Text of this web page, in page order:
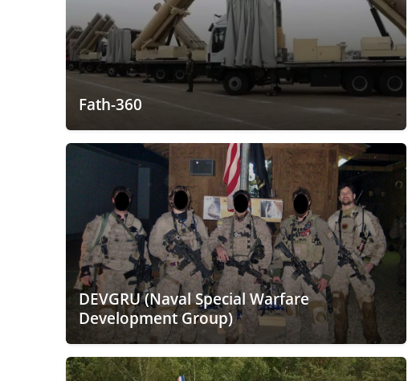
Fath-360
DEVGRU (Naval Special Warfare
Development Group)